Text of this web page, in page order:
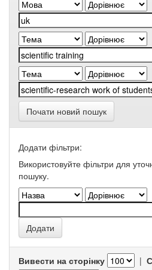
Почати новий пошук
Додати фільтри:
Використовуйте фільтри для
пошуку.
Вивести на сторінку |